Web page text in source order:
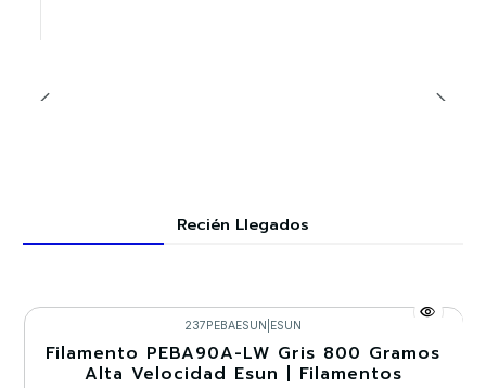
Recién Llegados
-30%
237PEBAESUN ESUN
Filamento PEBA90A-LW Gris 800 Gramos
Alta Velocidad Esun | Filamentos